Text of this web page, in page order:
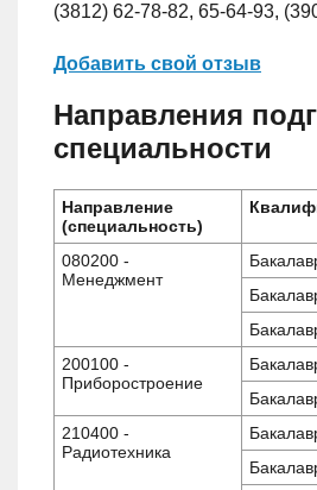
(3812) 62-78-82, 65-64-93,
Добавить свой отзыв
Направления
специальности
Направление
(специальность)
080200 -
Менеджмент
200100 -
Приборостроение
210400 -
Радиотехника